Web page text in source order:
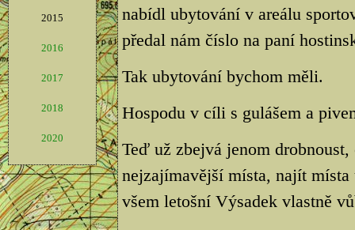
2015
2016
2017
2018
2020
nabídl ubytování v areálu
předal nám číslo na paní
Tak ubytování bychom měli.
Hospodu v cíli s gulášem a
Teď už zbejvá jenom
nejzajímavější místa, najít
všem letošní Výsadek vlastně